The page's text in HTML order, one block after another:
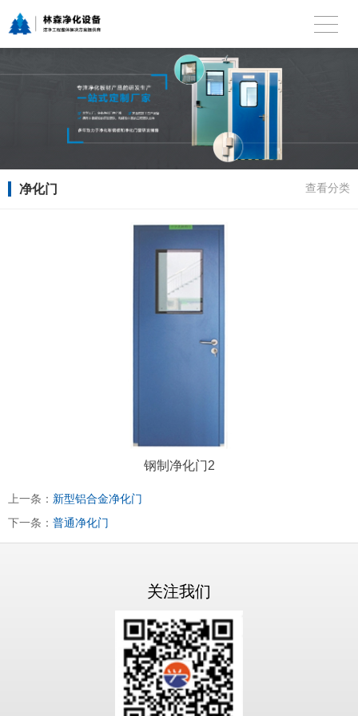
净化门 查看分类
钢制净化门2
上一条： 新型铝合金净化门
下一条： 普通净化门
关注我们